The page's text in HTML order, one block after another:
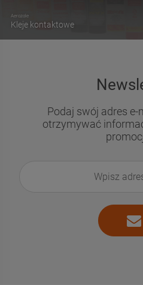
Aerozole
Kleje kontaktowe
Podaj swój adres e-
otrzymywać